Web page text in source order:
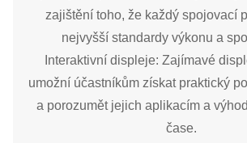
zajištění toho, že každý spojovací
nejvyšší standardy výkonu a
Interaktivní displeje: Zajímavé
umožní účastníkům získat praktický
a porozumět jejich aplikacím a
čase.